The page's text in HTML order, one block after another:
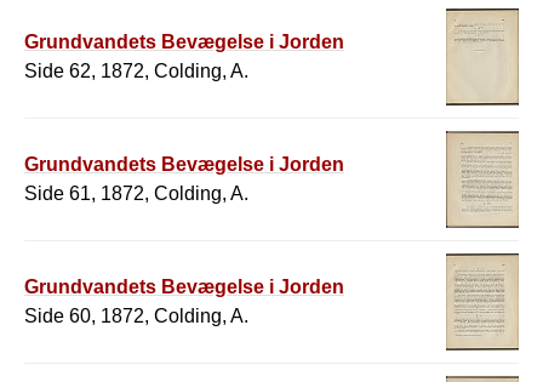
Grundvandets Bevægelse i Jorden
Side 62, 1872, Colding, A.
Grundvandets Bevægelse i Jorden
Side 61, 1872, Colding, A.
Grundvandets Bevægelse i Jorden
Side 60, 1872, Colding, A.